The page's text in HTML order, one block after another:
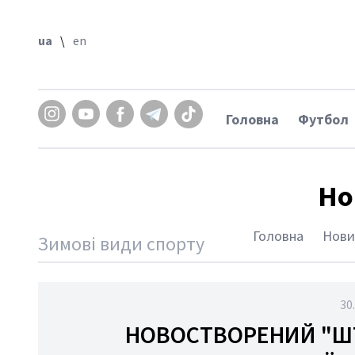
ua \ en
Головна Футбол
Зимові види спорту Головна
НОВОСТВОРЕНИЙ